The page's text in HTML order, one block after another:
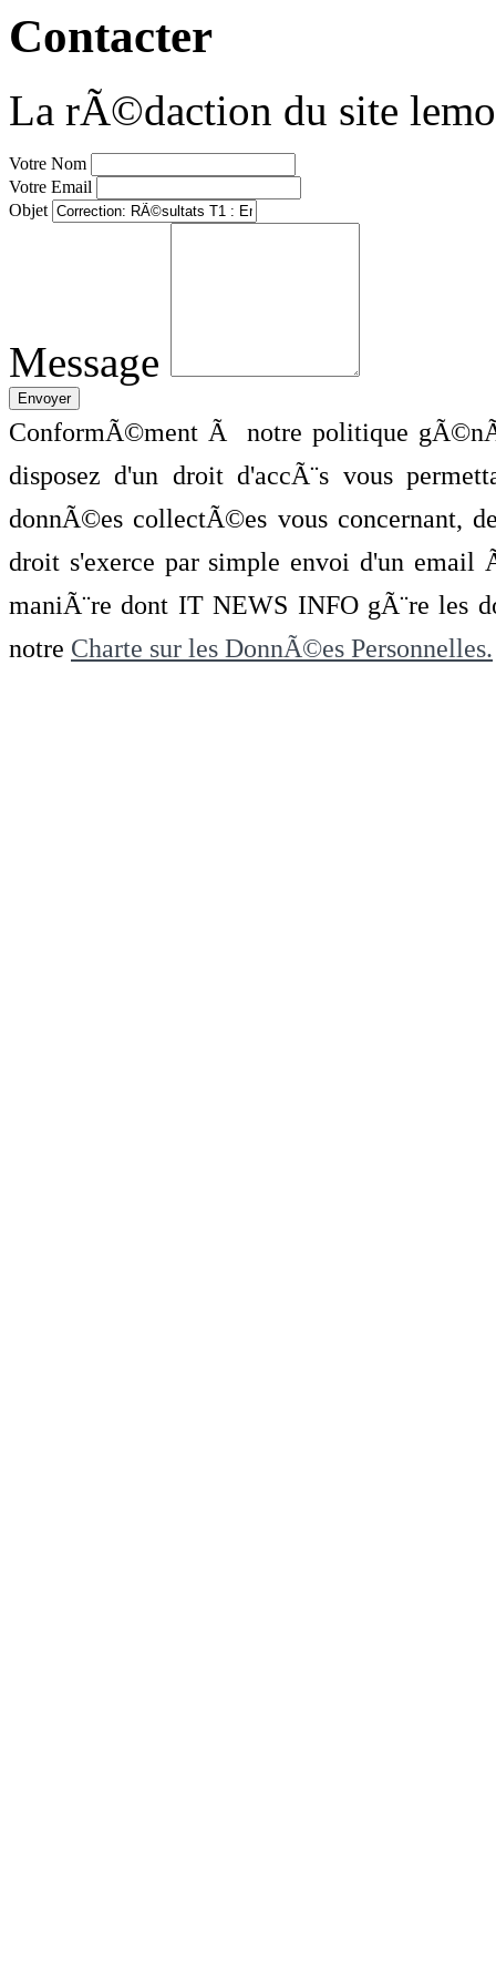
Contacter
La rÃ©daction du site
Votre Nom
Votre Email
Objet
Message
ConformÃ©ment Ã notre politique
disposez d'un droit d'accÃ¨s vous
donnÃ©es collectÃ©es vous concernant,
droit s'exerce par simple envoi d'un
maniÃ¨re dont IT NEWS INFO gÃ¨re les
notre Charte sur les DonnÃ©es Personnelles.